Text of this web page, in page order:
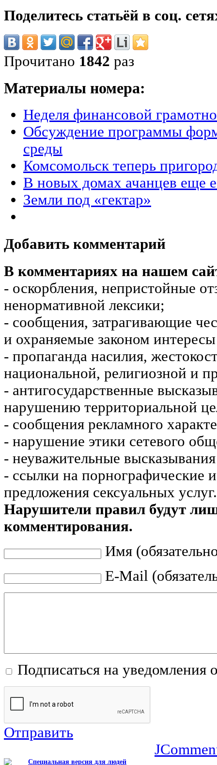
Поделитесь статьёй в соц.
Прочитано 1842 раз
Материалы номера:
Неделя финансовой
Обсуждение программы
среды
Комсомольск теперь
В новых домах ачанцев еще
Земли под «гектар»
Добавить комментарий
В комментариях на нашем
- оскорбления, непристойные
ненормативной лексики;
- сообщения, затрагивающие
и охраняемые законом
- пропаганда насилия,
национальной, религиозной и
- антигосударственные
нарушению территориальной
- сообщения рекламного
- нарушение этики сетевого
- неуважительные
- ссылки на порнографические
предложения сексуальных услуг.
Нарушители правил будут
комментирования.
Имя
E-Mail
Подписаться на уведомления
Отправить
Специальная версия для людей